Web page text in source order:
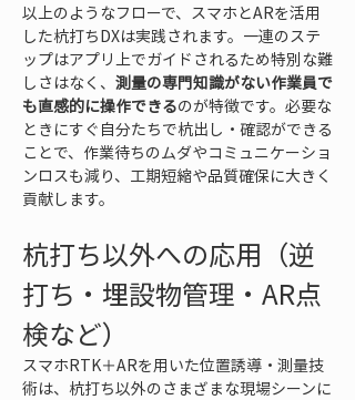
以上のようなフローで、スマホとARを活用
した杭打ちDXは実践されます。一連のステ
ップはアプリ上でガイドされるため特別な難
しさはなく、 測量の専門知識がない作業員で
も直感的に操作できるのが特徴です。必要な
ときにすぐ自分たちで杭出し・確認ができる
ことで、作業待ちのムダやコミュニケーショ
ンロスも減り、工期短縮や品質確保に大きく
貢献します。
杭打ち以外への応用（逆
打ち・埋設物管理・AR点
検など）
スマホRTK＋ARを用いた位置誘導・測量技
術は、杭打ち以外のさまざまな現場シーンに